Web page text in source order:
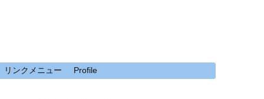
リンクメニュー Profile